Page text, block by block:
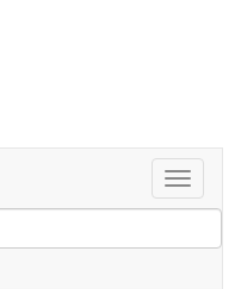
Меню